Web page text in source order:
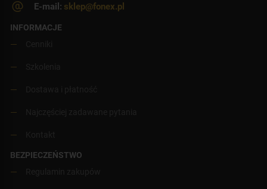
E-mail: sklep@fonex.pl
INFORMACJE
BEZPIECZEŃSTWO